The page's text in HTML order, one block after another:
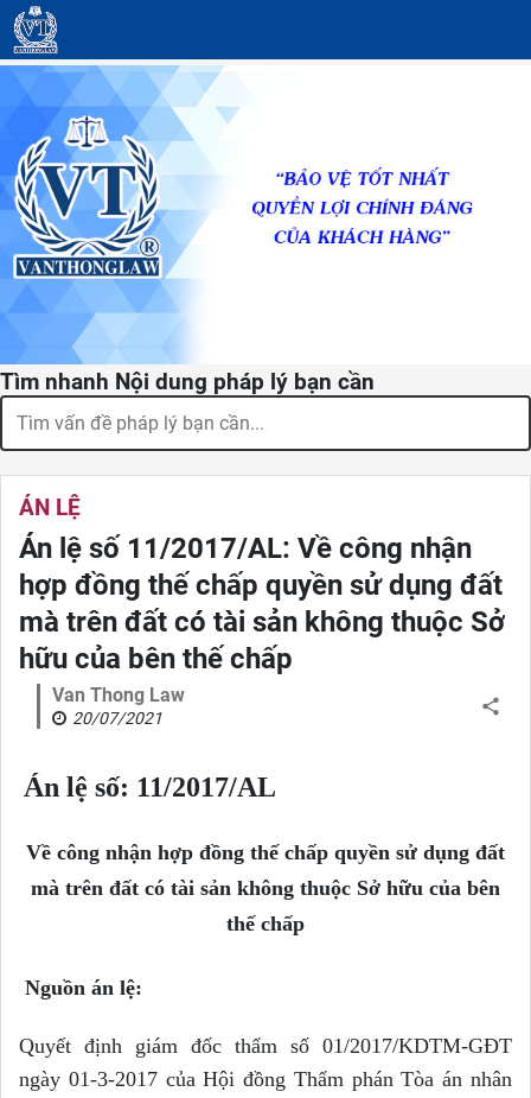
Tìm nhanh Nội dung pháp lý bạn cần
ÁN LỆ
Án lệ số 11/2017/AL: Về công nhận
hợp đồng thế chấp quyền sử dụng đất
mà trên đất có tài sản không thuộc Sở
hữu của bên thế chấp
Van Thong Law
20/07/2021
Án lệ số: 11/2017/AL
Về công nhận hợp đồng thế chấp quyền sử dụng đất
mà trên đất có tài sản không thuộc Sở hữu của bên
thế chấp
Nguồn án lệ:
Quyết định giám đốc thẩm số 01/2017/KDTM-GĐT
ngày 01-3-2017 của Hội đồng Thẩm phán Tòa án nhân